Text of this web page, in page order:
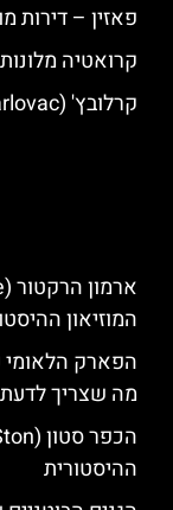
פאזין – דירות
קרואטיה
קרלובץ' (Karlovac) מלונות מומלצים
המוזיאון
מה שצריך לדעת
ההיסטורית